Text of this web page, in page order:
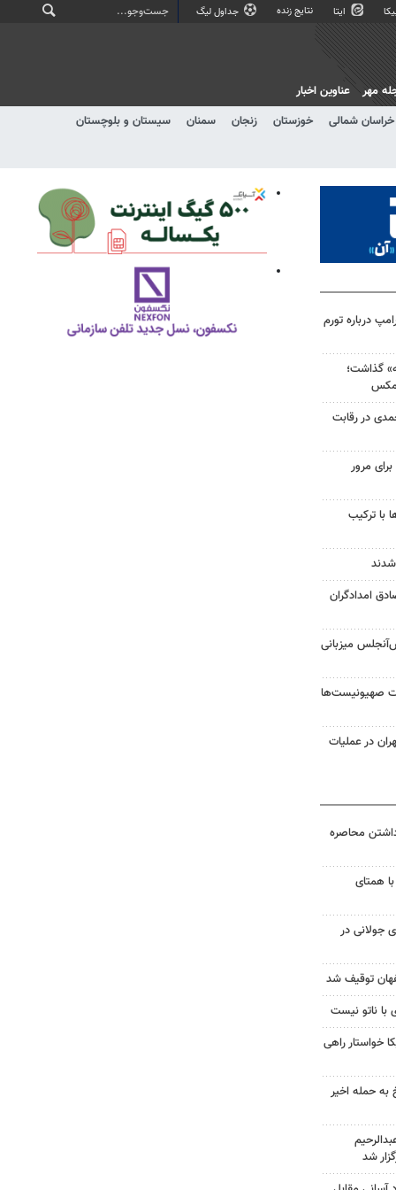
ایتا نتایج زنده جداول لیگ
خراسان شمالی خوزستان زنجان سمنان
سیستان و بلوچستان
مهر عناوین اخبار
درباره تورم
گذاشت؛
در رقابت
مرور
با ترکیب
شدند
امدادگران
میزبانی
صهیونیست‌ها
تهران در عملیات
محاصره
همتای
جولانی در
با ناتو نیست
خواستار راهی
به حمله اخیر
شد